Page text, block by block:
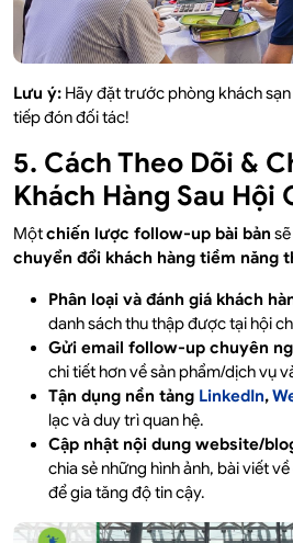
Lưu ý: Hãy đặt trước phòng khách
tiếp đón đối tác!
5. Cách Theo Dõi &
Khách Hàng Sau Hội
Mộtchiến lược follow-up bài bản
chuyển đổi khách hàng tiềm năng
Phân loại và đánh giá khách
danh sách thu thập được tại hội
Gửi email follow-up chuyên
chi tiết hơn về sản phẩm/dịch vụ
Tận dụng nền tảng LinkedIn,
lạc và duy trì quan hệ.
Cập nhật nội dung website/
chia sẻ những hình ảnh, bài viết
để gia tăng độ tin cậy.